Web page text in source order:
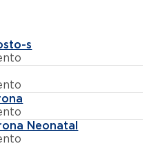
s
Neonatal